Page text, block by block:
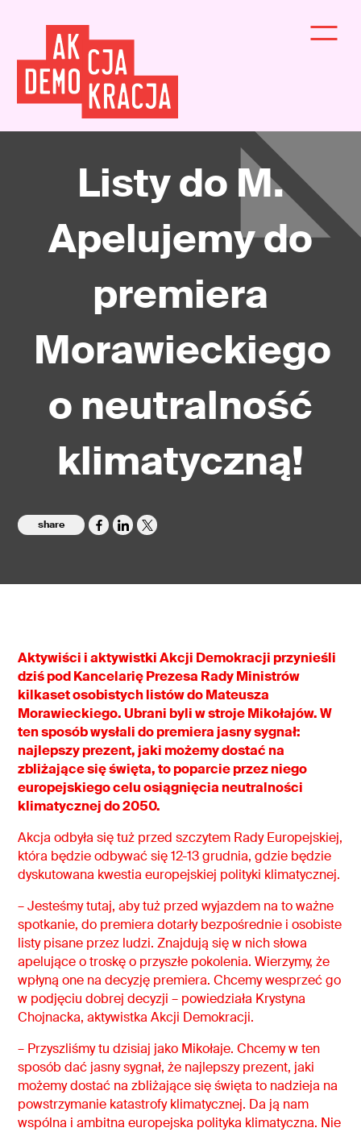
Listy do M.
Apelujemy do
premiera
Morawieckiego
o neutralność
klimatyczną!
share
Aktywiści i aktywistki Akcji Demokracji przynieśli
dziś pod Kancelarię Prezesa Rady Ministrów
kilkaset osobistych listów do Mateusza
Morawieckiego. Ubrani byli w stroje Mikołajów. W
ten sposób wysłali do premiera jasny sygnał:
najlepszy prezent, jaki możemy dostać na
zbliżające się święta, to poparcie przez niego
europejskiego celu osiągnięcia neutralności
klimatycznej do 2050.
Akcja odbyła się tuż przed szczytem Rady Europejskiej,
która będzie odbywać się 12-13 grudnia, gdzie będzie
dyskutowana kwestia europejskiej polityki klimatycznej.
– Jesteśmy tutaj, aby tuż przed wyjazdem na to ważne
spotkanie, do premiera dotarły bezpośrednie i osobiste
listy pisane przez ludzi. Znajdują się w nich słowa
apelujące o troskę o przyszłe pokolenia. Wierzymy, że
wpłyną one na decyzję premiera. Chcemy wesprzeć go
w podjęciu dobrej decyzji – powiedziała Krystyna
Chojnacka, aktywistka Akcji Demokracji.
– Przyszliśmy tu dzisiaj jako Mikołaje. Chcemy w ten
sposób dać jasny sygnał, że najlepszy prezent, jaki
możemy dostać na zbliżające się święta to nadzieja na
powstrzymanie katastrofy klimatycznej. Da ją nam
wspólna i ambitna europejska polityka klimatyczna. Nie